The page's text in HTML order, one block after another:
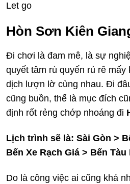
Let go
Hòn Sơn Kiên
Đi chơi là đam mê, là sự
quyết tâm rù quyến rủ rê
dịch lượn lờ cùng nhau. Đi
cũng buồn, thế là mục đích
định rốt rẻng chớp nhoáng đi
Lịch trình sẽ là: Sài Gòn >
Bến Xe Rạch Giá > Bến
Do là công việc ai cũng khá